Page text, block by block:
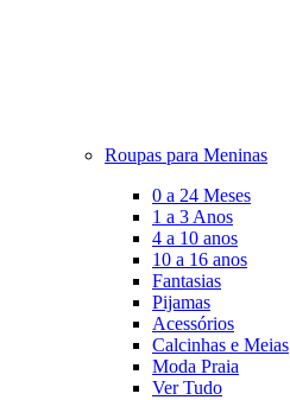
Roupas para Meninas
0 a 24 Meses
1 a 3 Anos
4 a 10 anos
10 a 16 anos
Fantasias
Pijamas
Acessórios
Calcinhas e Meias
Moda Praia
Ver Tudo